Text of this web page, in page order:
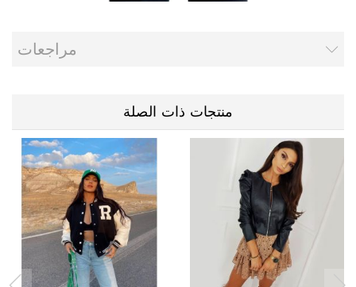
مراجعات
منتجات ذات الصلة